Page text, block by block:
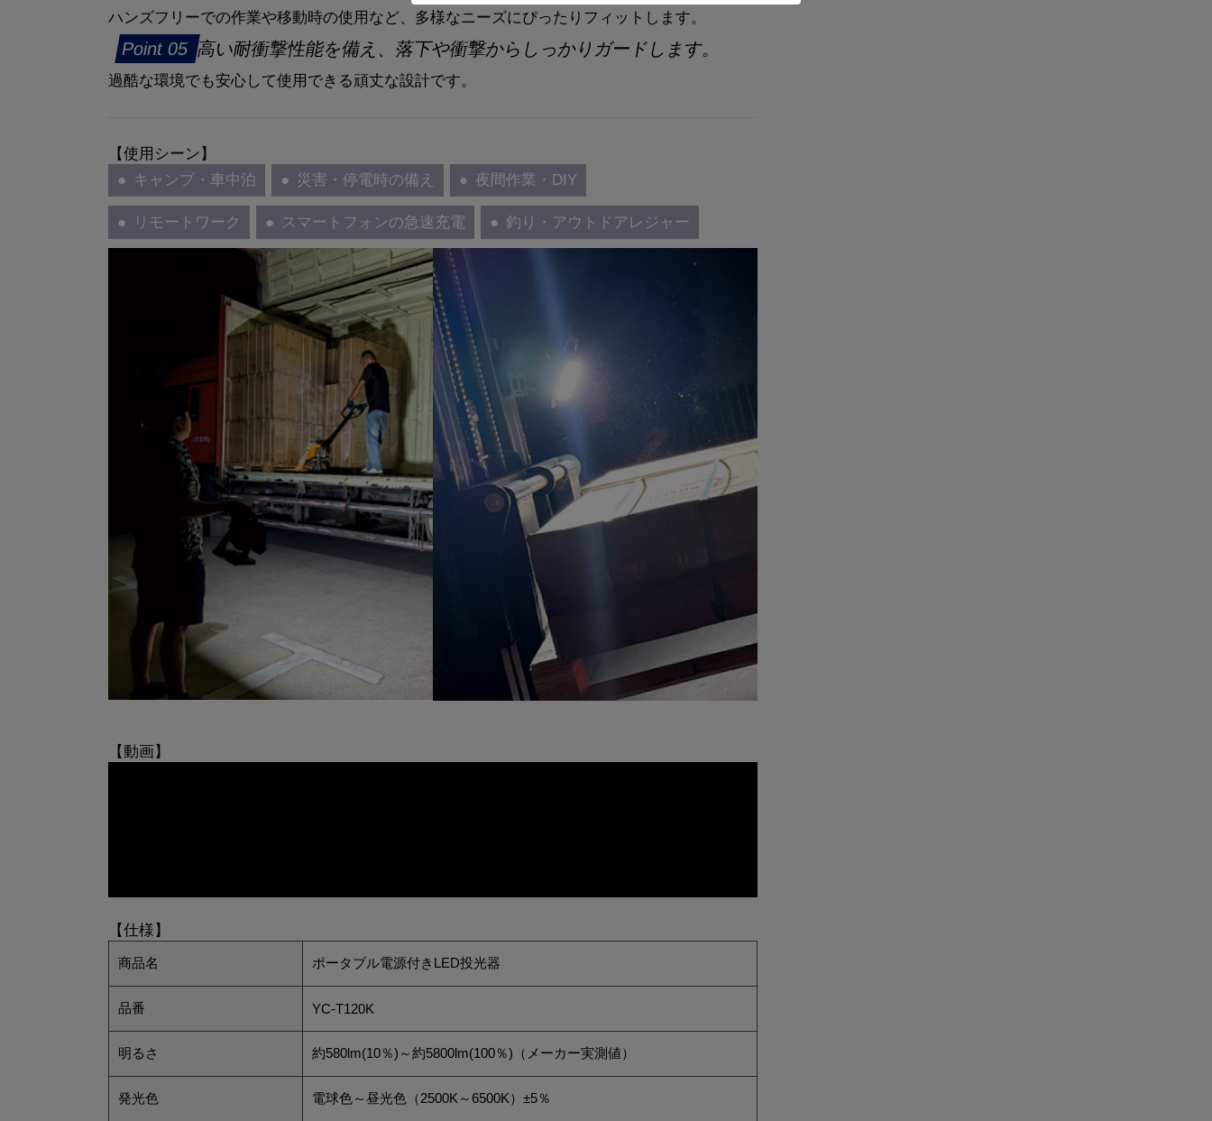
ハンズフリーでの作業や移動時の使用など、多様なニーズにぴったりフィットします。
高い耐衝撃性能を備え、落下や衝撃からしっかりガードします。
過酷な環境でも安心して使用できる頑丈な設計です。
【使用シーン】
キャンプ・車中泊
災害・停電時の備え 夜間作業・DIY
リモートワーク スマートフォンの急速充電 釣り・アウトドアレジャー
【動画】
【仕様】
商品名 ポータブル電源付きLED投光器
品番 YC-T120K
明るさ 約580lm(10％)～約5800lm(100％)（メーカー実測値）
発光色 電球色～昼光色（2500K～6500K）±5％